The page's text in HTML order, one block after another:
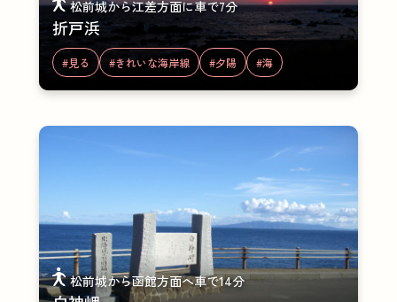
松前城から江差方面に車で7分
折戸浜
#見る #きれいな海岸線 #夕陽 #海
松前城から函館方面へ車で14分